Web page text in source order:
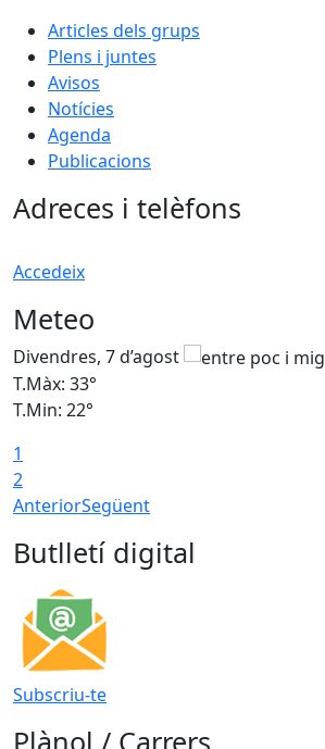
Articles dels grups
Plens i juntes
Avisos
Notícies
Agenda
Publicacions
Adreces i telèfons
Accedeix
Meteo
Divendres, 7 d’agost
T.Màx: 33°
T.Min: 22°
1
2
AnteriorSegüent
Butlletí digital
Subscriu-te